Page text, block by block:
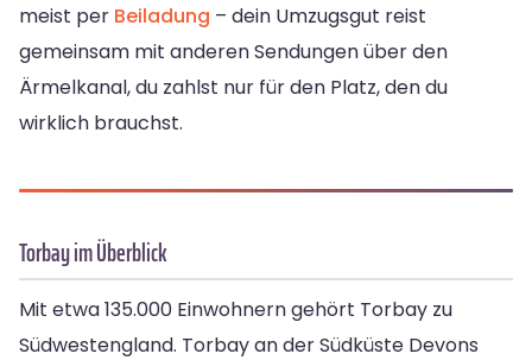
meist per Beiladung – dein Umzugsgut reist
gemeinsam mit anderen Sendungen über den
Ärmelkanal, du zahlst nur für den Platz, den du
wirklich brauchst.
Torbay im Überblick
Mit etwa 135.000 Einwohnern gehört Torbay zu
Südwestengland. Torbay an der Südküste Devons